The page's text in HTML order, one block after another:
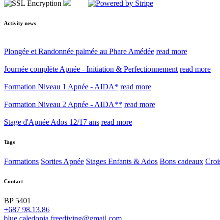
Activity news
Plongée et Randonnée palmée au Phare Amédée read more
Journée complète Apnée - Initiation & Perfectionnement read more
Formation Niveau 1 Apnée - AIDA* read more
Formation Niveau 2 Apnée - AIDA** read more
Stage d'Apnée Ados 12/17 ans read more
Tags
Formations Sorties Apnée Stages Enfants & Ados Bons cadeaux
Contact
BP 5401
+687 98.13.86
blue.caledonia.freediving@gmail.com